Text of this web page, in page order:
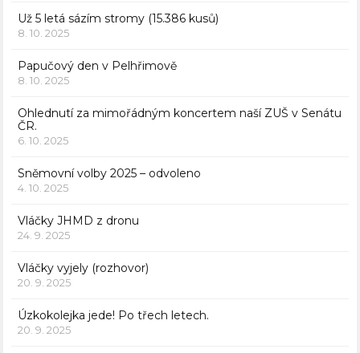
Už 5 letá sázím stromy (15.386 kusů)
8. 10. 2025
Papučový den v Pelhřimově
8. 10. 2025
Ohlednutí za mimořádným koncertem naší ZUŠ v Senátu
ČR.
6. 10. 2025
Sněmovní volby 2025 – odvoleno
4. 10. 2025
Vláčky JHMD z dronu
24. 9. 2025
Vláčky vyjely (rozhovor)
20. 9. 2025
Úzkokolejka jede! Po třech letech.
20. 9. 2025